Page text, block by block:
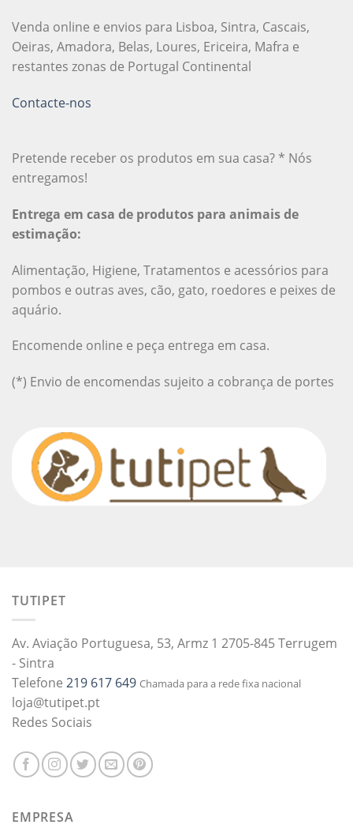
Venda online e envios para Lisboa, Sintra, Cascais,
Oeiras, Amadora, Belas, Loures, Ericeira, Mafra e
restantes zonas de Portugal Continental
Contacte-nos
Pretende receber os produtos em sua casa? * Nós
entregamos!
Entrega em casa de produtos para animais de
estimação:
Alimentação, Higiene, Tratamentos e acessórios para
pombos e outras aves, cão, gato, roedores e peixes de
aquário.
Encomende online e peça entrega em casa.
(*) Envio de encomendas sujeito a cobrança de portes
TUTIPET
Av. Aviação Portuguesa, 53, Armz 1 2705-845 Terrugem
- Sintra
Telefone 219 617 649 Chamada para a rede fixa nacional
loja@tutipet.pt
Redes Sociais
EMPRESA